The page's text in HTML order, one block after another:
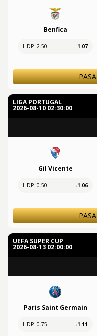
Benfica
HDP -2.50 1.07
LIGA PORTUGAL
2026-08-10 02:30:00
Gil Vicente
HDP -0.50 -1.06
UEFA SUPER CUP
2026-08-13 02:00:00
Paris Saint Germain
HDP -0.75 -1.11